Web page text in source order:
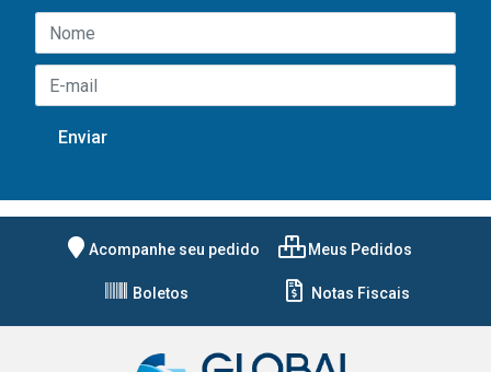
Acompanhe seu pedido Meus Pedidos
Boletos Notas Fiscais